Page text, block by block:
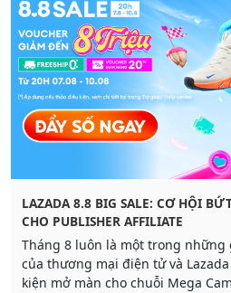
LAZADA 8.8 BIG SALE: CƠ HỘI
CHO PUBLISHER AFFILIATE
Tháng 8 luôn là một trong
của thương mại điện tử và
kiện mở màn cho chuỗi Mega